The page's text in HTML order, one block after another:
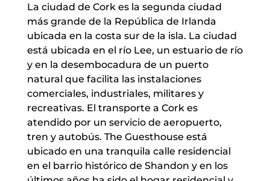
La ciudad de Cork es la segunda ciudad
más grande de la República de Irlanda
ubicada en la costa sur de la isla. La ciudad
está ubicada en el río Lee, un estuario de río
y en la desembocadura de un puerto
natural que facilita las instalaciones
comerciales, industriales, militares y
recreativas. El transporte a Cork es
atendido por un servicio de aeropuerto,
tren y autobús. The Guesthouse está
ubicado en una tranquila calle residencial
en el barrio histórico de Shandon y en los